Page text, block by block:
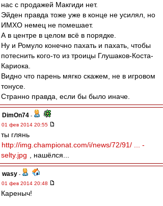
нас с продажей Макгиди нет.
Эйден правда тоже уже в конце не усилял, но
ИМХО немец не помешает.
А в центре в целом всё в порядке.
Ну и Ромуло конечно пахать и пахать, чтобы
потеснить кого-то из троицы Глушаков-Коста-
Кариока.
Видно что парень мягко скажем, не в игровом
тонусе.
Странно правда, если бы было иначе.
DimOn74 -
01 фев 2014 20:55
ты глянь
http://img.championat.com/i/news/72/91/ ... -
selty.jpg
, нашёлся...
wasy -
01 фев 2014 20:48
Кареныч!